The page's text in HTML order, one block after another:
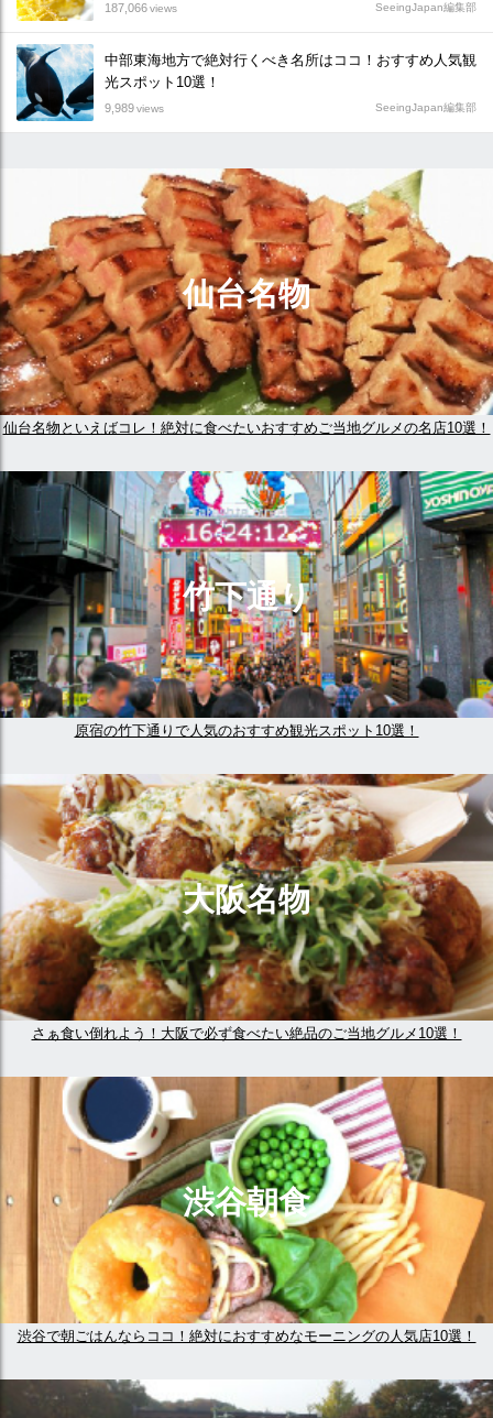
187,066views SeeingJapan編集部
中部東海地方で絶対行くべき名所はココ！おすすめ人気観
光スポット10選！
9,989views SeeingJapan編集部
仙台名物
仙台名物といえばコレ！絶対に食べたいおすすめご当地グルメの名店10選！
竹下通り
原宿の竹下通りで人気のおすすめ観光スポット10選！
大阪名物
さぁ食い倒れよう！大阪で必ず食べたい絶品のご当地グルメ10選！
渋谷朝食
渋谷で朝ごはんならココ！絶対におすすめなモーニングの人気店10選！